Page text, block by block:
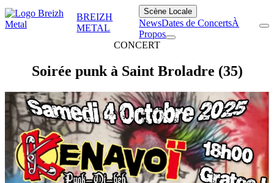
BREIZH
METAL
Scène Locale
NewsDates de ConcertsÀ
Propos
CONCERT
Soirée punk à Saint Broladre (35)